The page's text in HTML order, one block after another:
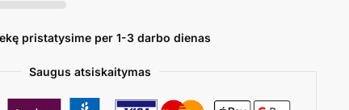
pristatysime per 1-3 darbo dienas
Saugus atsiskaitymas